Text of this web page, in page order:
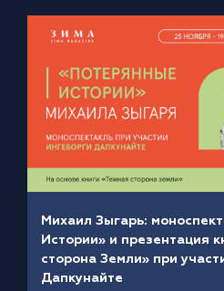
Михаил Зыгарь:
Истории» и презентация
сторона Земли» при
Дапкунайте